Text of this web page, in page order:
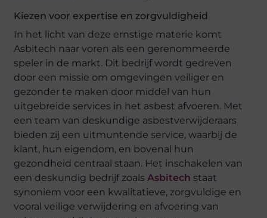
Kiezen voor expertise en zorgvuldigheid
In het licht van deze ernstige materie komt
Asbitech naar voren als een gerenommeerde
speler in de markt. Dit bedrijf wordt gedreven
door een missie om omgevingen veiliger en
gezonder te maken door middel van hun
uitgebreide services in het asbest afvoeren. Met
een team van deskundige asbestverwijderaars
bieden zij een uitmuntende service, waarbij de
klant, hun eigendom, en bovenal hun
gezondheid centraal staan. Het inschakelen van
een deskundig bedrijf zoalsAsbitech staat
synoniem voor een kwalitatieve, zorgvuldige en
vooral veilige verwijdering en afvoering van